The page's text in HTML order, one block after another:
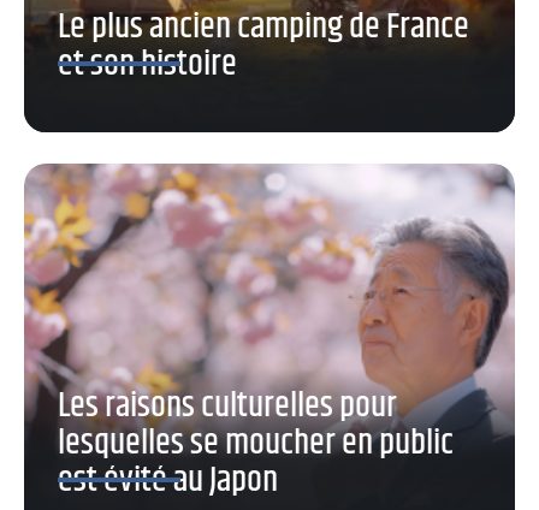
Le plus ancien camping de France
et son histoire
Les raisons culturelles pour
lesquelles se moucher en public
est évité au Japon